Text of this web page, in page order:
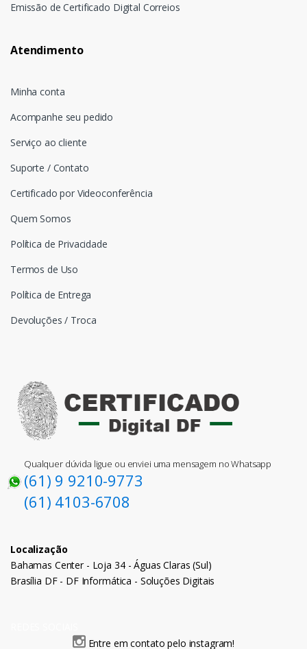
Emissão de Certificado Digital Correios
Atendimento
Minha conta
Acompanhe seu pedido
Serviço ao cliente
Suporte / Contato
Certificado por Videoconferência
Quem Somos
Política de Privacidade
Termos de Uso
Política de Entrega
Devoluções / Troca
Qualquer dúvida ligue ou enviei uma mensagem no Whatsapp
(61) 9 9210-9773
(61) 4103-6708
Localização
Bahamas Center - Loja 34 - Águas Claras (Sul)
Brasília DF - DF Informática - Soluções Digitais
Entre em contato pelo instagram!